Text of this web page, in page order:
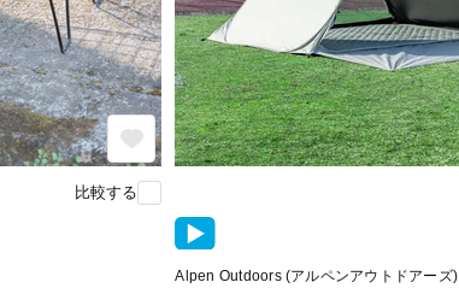
比較する
Alpen Outdoors (アルペンアウトドアーズ)